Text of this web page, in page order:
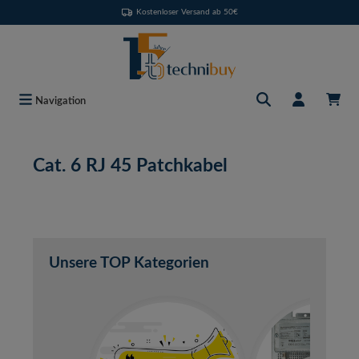
Kostenloser Versand ab 50€
Navigation
Cat. 6 RJ 45 Patchkabel
Unsere TOP Kategorien